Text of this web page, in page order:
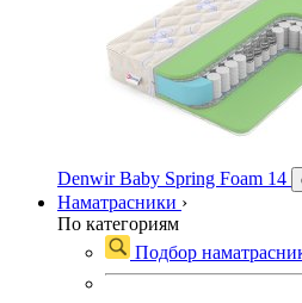
Denwir Baby Spring Foam 14
Наматрасники ›
По категориям
Подбор